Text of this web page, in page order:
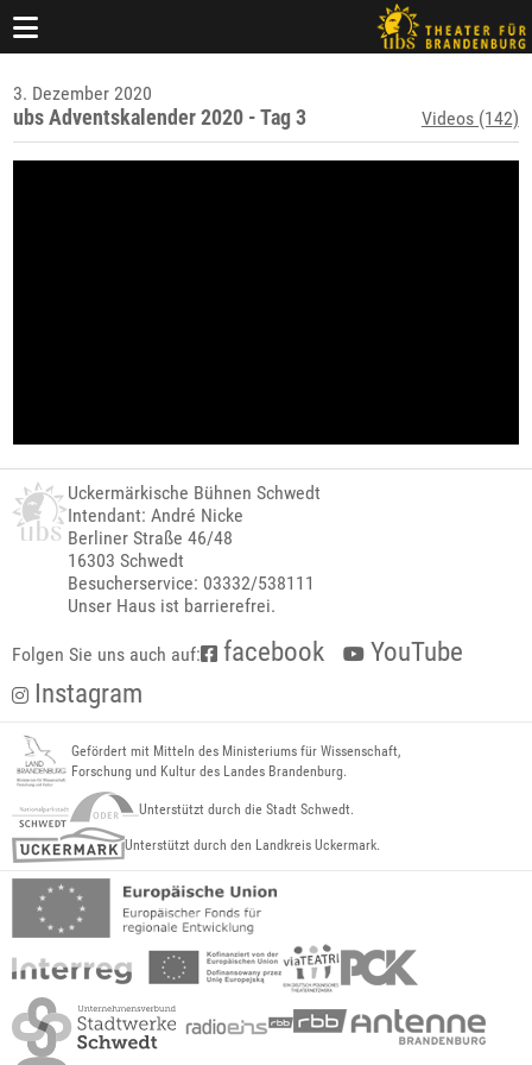
3. Dezember 2020
ubs Adventskalender 2020 - Tag 3 Videos (142)
Uckermärkische Bühnen Schwedt
Intendant: André Nicke
Berliner Straße 46/48
16303 Schwedt
Besucherservice: 03332/538111
Unser Haus ist barrierefrei.
Folgen Sie uns auch auf: facebook
YouTube
Instagram
Gefördert mit Mitteln des Ministeriums für Wissenschaft,
Forschung und Kultur des Landes Brandenburg.
Unterstützt durch die Stadt Schwedt.
Unterstützt durch den Landkreis Uckermark.